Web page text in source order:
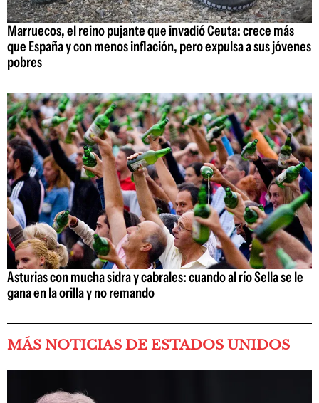
Marruecos, el reino pujante que invadió Ceuta: crece más
que España y con menos inflación, pero expulsa a sus jóvenes
pobres
Asturias con mucha sidra y cabrales: cuando al río Sella se le
gana en la orilla y no remando
MÁS NOTICIAS DE ESTADOS UNIDOS